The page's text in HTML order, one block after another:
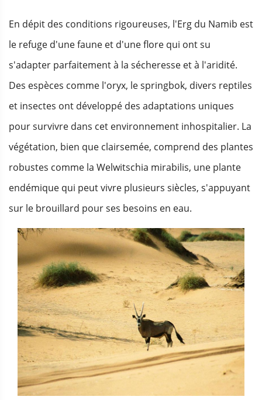
En dépit des conditions rigoureuses, l'Erg du Namib est
le refuge d'une faune et d'une flore qui ont su
s'adapter parfaitement à la sécheresse et à l'aridité.
Des espèces comme l'oryx, le springbok, divers reptiles
et insectes ont développé des adaptations uniques
pour survivre dans cet environnement inhospitalier. La
végétation, bien que clairsemée, comprend des plantes
robustes comme la Welwitschia mirabilis, une plante
endémique qui peut vivre plusieurs siècles, s'appuyant
sur le brouillard pour ses besoins en eau.